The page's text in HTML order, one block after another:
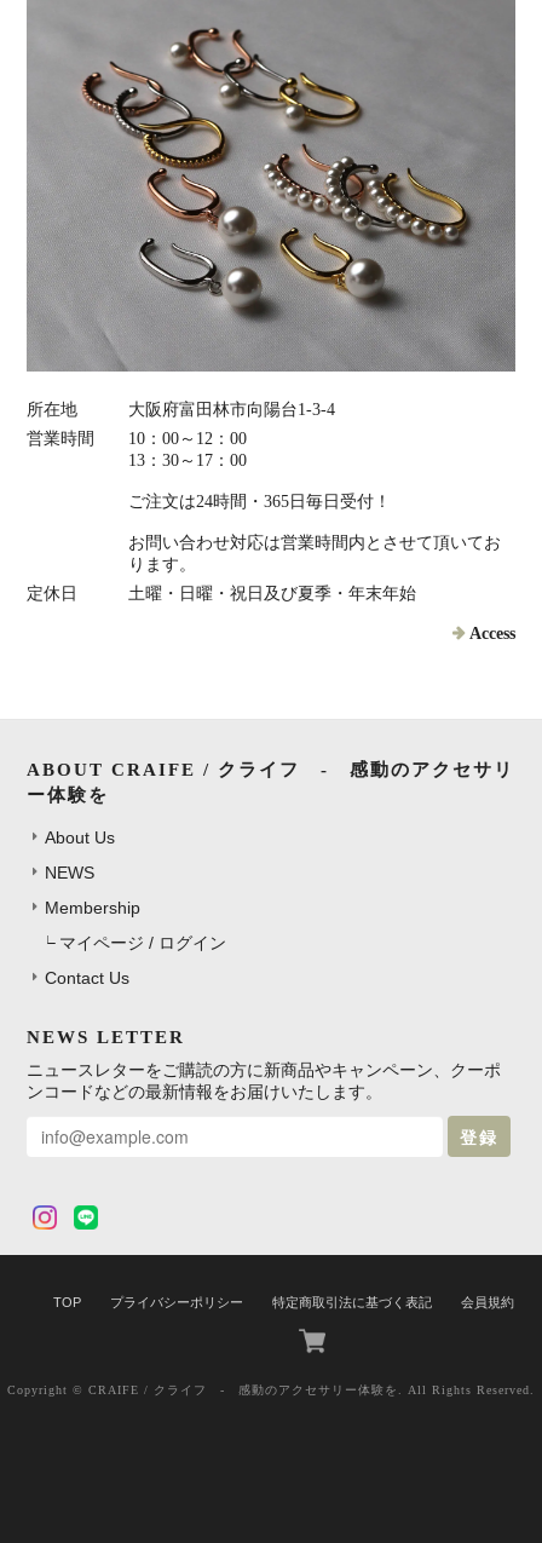
所在地
大阪府富田林市向陽台1-3-4
営業時間
10：00～12：00
13：30～17：00
ご注文は24時間・365日毎日受付！
お問い合わせ対応は営業時間内とさせて頂いてお
ります。
定休日
土曜・日曜・祝日及び夏季・年末年始
Access
ABOUT CRAIFE / クライフ - 感動のアクセサリ
ー体験を
About Us
NEWS
Membership
マイページ / ログイン
Contact Us
NEWS LETTER
ニュースレターをご購読の方に新商品やキャンペーン、クーポ
ンコードなどの最新情報をお届けいたします。
登録
TOP プライバシーポリシー 特定商取引法に基づく表記 会員規約
Copyright © CRAIFE / クライフ - 感動のアクセサリー体験を. All Rights Reserved.